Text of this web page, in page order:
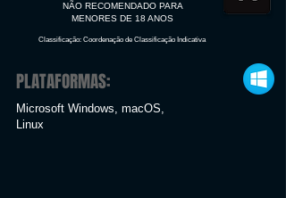
NÃO RECOMENDADO PARA
MENORES DE 18 ANOS
Classificação: Coordenação de Classificação Indicativa
PLATAFORMAS:
Microsoft Windows, macOS,
Linux